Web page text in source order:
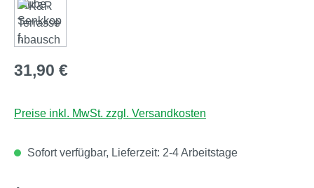
Regulärer Preis:
31,90 €
Preise inkl. MwSt. zzgl. Versandkosten
Sofort verfügbar, Lieferzeit: 2-4 Arbeitstage